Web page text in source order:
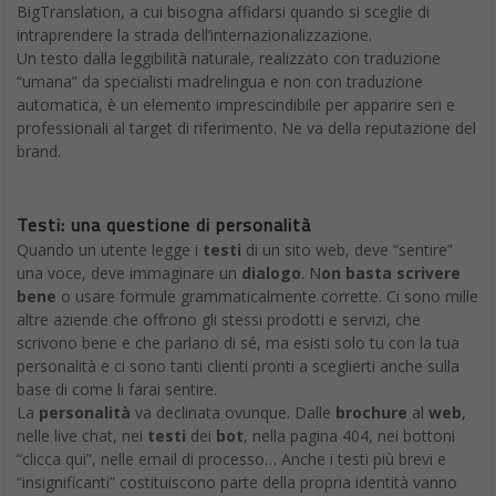
BigTranslation, a cui bisogna affidarsi quando si sceglie di
intraprendere la strada dell’internazionalizzazione.
Un testo dalla leggibilità naturale, realizzato con traduzione
“umana” da specialisti madrelingua e non con traduzione
automatica, è un elemento imprescindibile per apparire seri e
professionali al target di riferimento. Ne va della reputazione del
brand.
Testi: una questione di personalità
Quando un utente legge i testi di un sito web, deve “sentire”
una voce, deve immaginare un dialogo. Non basta scrivere
bene o usare formule grammaticalmente corrette. Ci sono mille
altre aziende che offrono gli stessi prodotti e servizi, che
scrivono bene e che parlano di sé, ma esisti solo tu con la tua
personalità e ci sono tanti clienti pronti a sceglierti anche sulla
base di come li farai sentire.
La personalità va declinata ovunque. Dalle brochure al web,
nelle live chat, nei testi dei bot, nella pagina 404, nei bottoni
“clicca qui”, nelle email di processo… Anche i testi più brevi e
“insignificanti” costituiscono parte della propria identità vanno